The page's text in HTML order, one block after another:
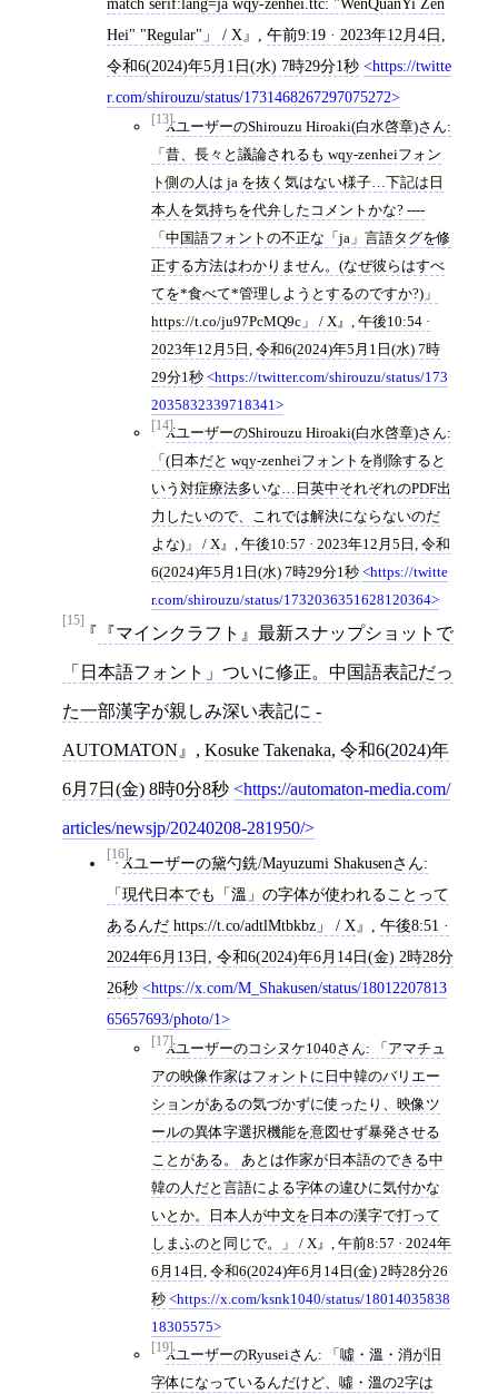
Hei" "Regular"」 / X
午前9:19 · 2023年12月4日
令和6(2024)年5月1日(水) 7時29分1秒
https://twitte
r.com/shirouzu/status/1731468267297075272
[13]XユーザーのShirouzu Hiroaki(白水啓章)さん:
「昔、長々と議論されるも wqy-zenheiフォン
ト側の人は ja を抜く気はない様子…下記は日
本人を気持ちを代弁したコメントかな? ----
「中国語フォントの不正な「ja」言語タグを修
正する方法はわかりません。(なぜ彼らはすべ
てを*食べて*管理しようとするのですか?)」
https://t.co/ju97PcMQ9c」 / X
午後10:54 ·
2023年12月5日 令和6(2024)年5月1日(水) 7時
29分1秒
https://twitter.com/shirouzu/status/173
2035832339718341
[14]XユーザーのShirouzu Hiroaki(白水啓章)さん:
「(日本だと wqy-zenheiフォントを削除すると
いう対症療法多いな…日英中それぞれのPDF出
力したいので、これでは解決にならないのだ
よな)」 / X
午後10:57 · 2023年12月5日 令和
6(2024)年5月1日(水) 7時29分1秒
https://twitte
r.com/shirouzu/status/1732036351628120364
[15]
『マインクラフト』最新スナップショットで
「日本語フォント」ついに修正。中国語表記だっ
た一部漢字が親しみ深い表記に -
AUTOMATON , Kosuke Takenaka, 令和6(2024)年
6月7日(金) 8時0分8秒 https://automaton-media.com/
articles/newsjp/20240208-281950/
[16]Xユーザーの黛勺銑/Mayuzumi Shakusenさん:
「現代日本でも「溫」の字体が使われることって
あるんだ https://t.co/adtlMtbkbz」 / X
午後8:51 ·
2024年6月13日
令和6(2024)年6月14日(金) 2時28分
26秒
https://x.com/M_Shakusen/status/18012207813
65657693/photo/1
[17]Xユーザーのコシヌケ1040さん: 「アマチュ
アの映像作家はフォントに日中韓のバリエー
ションがあるの気づかずに使ったり、映像ツ
ールの異体字選択機能を意図せず暴発させる
ことがある。 あとは作家が日本語のできる中
韓の人だと言語による字体の違ひに気付かな
いとか。日本人が中文を日本の漢字で打って
しまふのと同じで。」 / X
午前8:57 · 2024年
6月14日 令和6(2024)年6月14日(金) 2時28分26
秒
https://x.com/ksnk1040/status/18014035838
18305575
[19]XユーザーのRyuseiさん: 「噓・溫・消󠄁が旧
字体になっているんだけど、噓・溫の2字は